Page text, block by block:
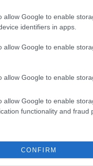
allow Google to enable
identifiers in apps.
allow Google to enable
allow Google to enable
allow Google to enable
functionality and fraud
CONFIRM
vagyis amikor a
hanem az is,
a hiteles
megváltozhat,írja
Még akkor is, ha
társadalmi szinten is
különösen,